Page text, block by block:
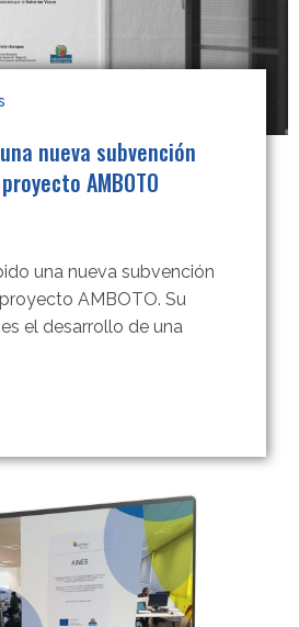
nueva subvención
AMBOTO
una nueva subvención
AMBOTO. Su
el desarrollo de una